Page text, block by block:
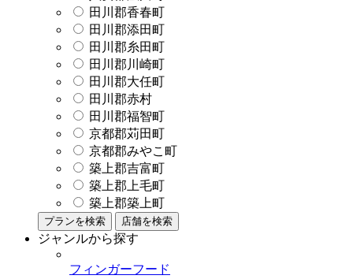
田川郡香春町
田川郡添田町
田川郡糸田町
田川郡川崎町
田川郡大任町
田川郡赤村
田川郡福智町
京都郡苅田町
京都郡みやこ町
築上郡吉富町
築上郡上毛町
築上郡築上町
プランを検索 店舗を検索
ジャンルから探す
フィンガーフード